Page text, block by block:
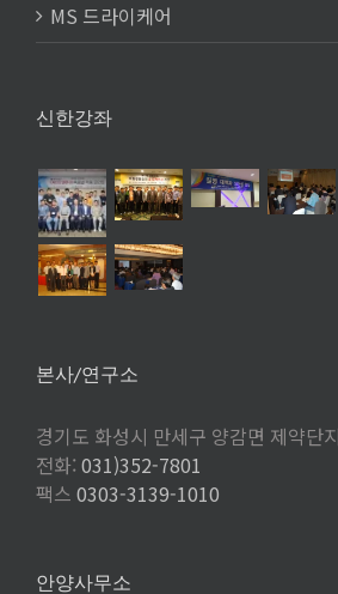
MS 드라이케어
신한강좌
본사/연구소
경기도 화성시 만세구 양감면 제약단
전화: 031)352-7801
팩스 0303-3139-1010
안양사무소